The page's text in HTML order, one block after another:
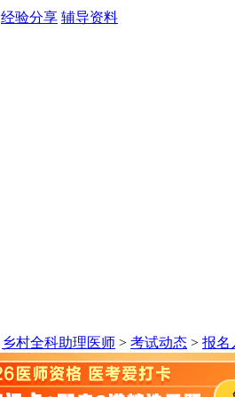
经验分享 辅导资料
乡村全科助理医师 > 考试动态 > 报名